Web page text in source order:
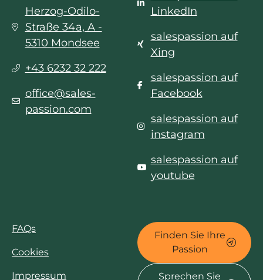
Herzog-Odilo-
Straße 34a, A -
5310 Mondsee
+43 6232 32 222
office@sales-
passion.com
LinkedIn
salespassion auf
Xing
salespassion auf
Facebook
salespassion auf
instagram
salespassion auf
youtube
FAQs
Cookies
Impressum
Finden Sie Ihre
Passion
Sprechen Sie